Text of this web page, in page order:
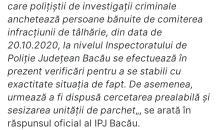
care polițiștii de investigații criminale
anchetează persoane bănuite de comiterea
infracțiunii de tâlhărie, din data de
20.10.2020, la nivelul Inspectoratului de
Poliție Județean Bacău se efectuează în
prezent verificări pentru a se stabili cu
exactitate situaţia de fapt. De asemenea,
urmează a fi dispusă cercetarea prealabilă şi
sesizarea unității de parchet„, se arată în
răspunsul oficial al IPJ Bacău.